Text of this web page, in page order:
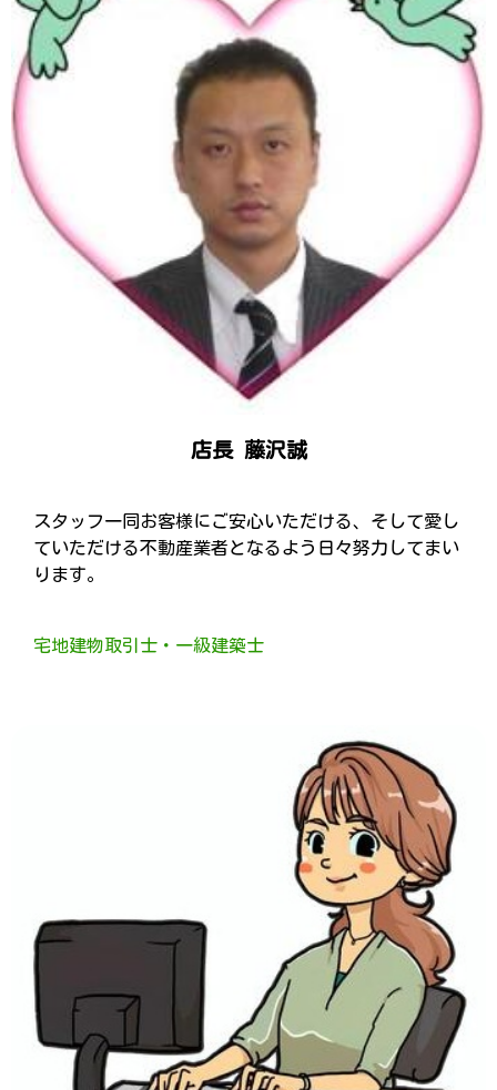
店長 藤沢誠
スタッフ一同お客様にご安心いただける、そして愛し
ていただける不動産業者となるよう日々努力してまい
ります。
宅地建物取引士・一級建築士